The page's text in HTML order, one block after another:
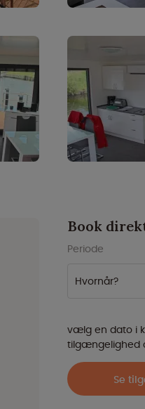
Book
Periode
Hvornår?
vælg en dato i
tilgængelighed
Se